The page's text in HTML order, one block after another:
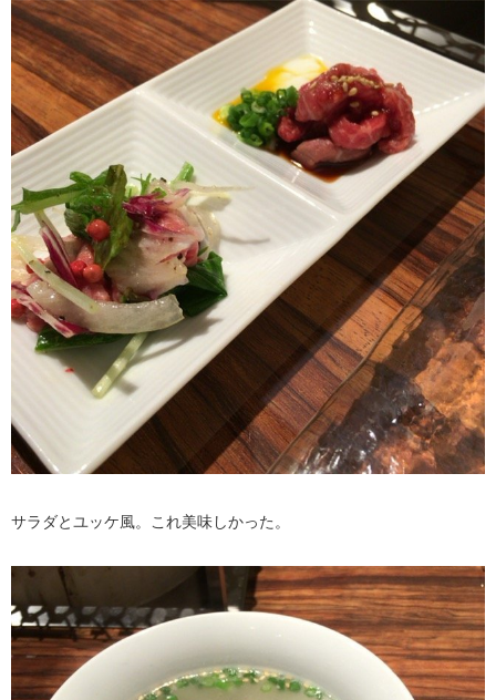
サラダとユッケ風。これ美味しかった。